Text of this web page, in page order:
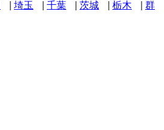
埼玉 千葉 茨城 栃木 群